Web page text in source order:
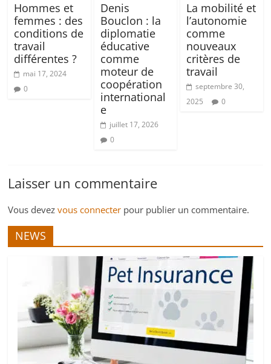
Hommes et
femmes : des
conditions de
travail
différentes ?
mai 17, 2024
0
Denis
Bouclon : la
diplomatie
éducative
comme
moteur de
coopération
international
e
juillet 17, 2026
0
La mobilité et
l’autonomie
comme
nouveaux
critères de
travail
septembre 30,
2025
0
Laisser un commentaire
Vous devezvous connecter pour publier un commentaire.
NEWS